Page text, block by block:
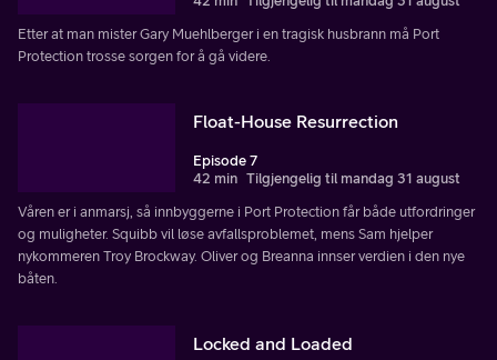
Etter at man mister Gary Muehlberger i en tragisk husbrann må Port
Protection trosse sorgen for å gå videre.
Float-House Resurrection
Episode 7
42 min Tilgjengelig til mandag 31 august
Våren er i anmarsj, så innbyggerne i Port Protection får både utfordringer
og muligheter. Squibb vil løse avfallsproblemet, mens Sam hjelper
nykommeren Troy Brockway. Oliver og Breanna innser verdien i den nye
båten.
Locked and Loaded